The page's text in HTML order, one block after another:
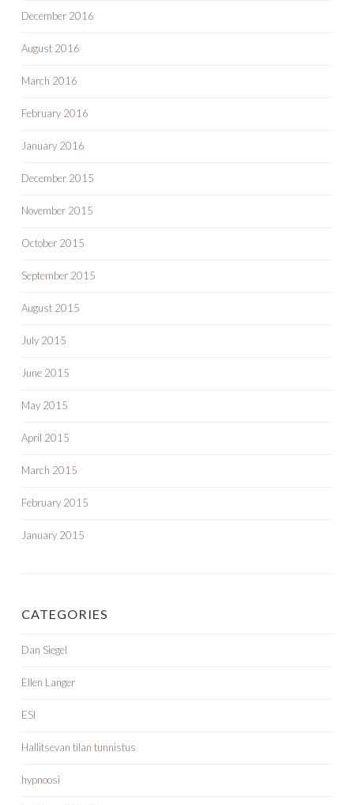
December 2016
August 2016
March 2016
February 2016
January 2016
December 2015
November 2015
October 2015
September 2015
August 2015
July 2015
June 2015
May 2015
April 2015
March 2015
February 2015
January 2015
CATEGORIES
Dan Siegel
Ellen Langer
ESI
Hallitsevan tilan tunnistus
hypnoosi